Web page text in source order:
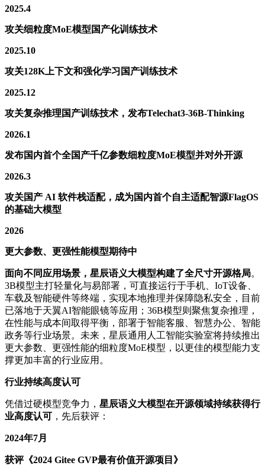
2025.4
攻关细粒度MoE模型国产化训练技术
2025.10
攻关128K上下文和强化学习国产训练技术
2025.12
攻关复杂推理国产训练技术，发布Telechat3-36B-Thinking
2026.1
发布国内首个全国产千亿参数细粒度MoE模型并对外开源
2026.3
攻关国产 AI 软件栈适配，成为国内首个自主适配智源FlagOS
的基础大模型
2026
更大参数、更强性能模型期待中
面向不同应用场景，星辰语义大模型构建了全尺寸开源格局。
3B模型主打轻量化与易部署，可直接运行于手机、IoT设备、
车载及智能硬件等终端，实现本地推理并保障隐私安全，目前
已落地于天翼AI智能眼镜等应用；36B模型则聚焦复杂推理，
在性能与成本间取得平衡，部署于智能客服、智慧办公、智能
政务等行业场景。未来，星辰通用人工智能实验室将持续推出
更大参数、更强性能的细粒度MoE模型，以更佳的模型能力支
撑更加丰富的行业应用。
行业持续高度认可
凭借过硬模型竞争力， 星辰语义大模型在开源领域持续获得行
业高度认可 ，先后获评：
2024年7月
获评《2024 Gitee GVP最有价值开源项目》